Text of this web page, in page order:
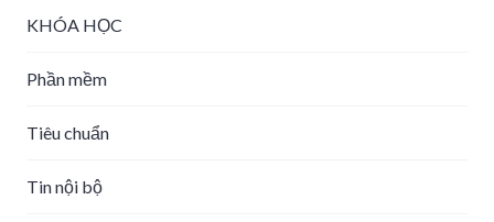
KHÓA HỌC
Phần mềm
Tiêu chuẩn
Tin nội bộ